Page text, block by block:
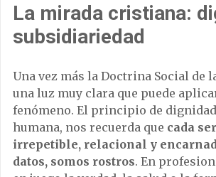
La mirada cristiana:
subsidiariedad
Una vez más la Doctrina Social de
una luz muy clara que puede
fenómeno. El principio de
humana, nos recuerda que cada
irrepetible, relacional y
datos, somos rostros. En